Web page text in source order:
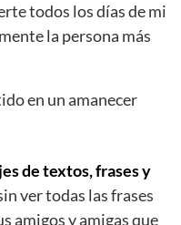
todos los días de mi
la persona más
en un amanecer
de textos, frases y
ver todas las frases
amigos y amigas que